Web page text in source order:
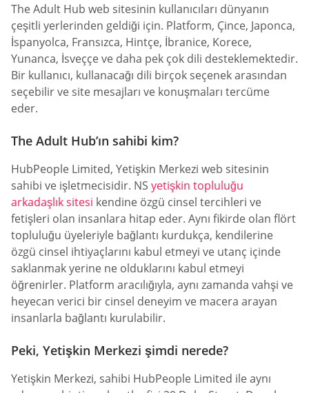
The Adult Hub web sitesinin kullanıcıları dünyanın
çeşitli yerlerinden geldiği için. Platform, Çince, Japonca,
İspanyolca, Fransızca, Hintçe, İbranice, Korece,
Yunanca, İsveççe ve daha pek çok dili desteklemektedir.
Bir kullanıcı, kullanacağı dili birçok seçenek arasından
seçebilir ve site mesajları ve konuşmaları tercüme
eder.
The Adult Hub’ın sahibi kim?
HubPeople Limited, Yetişkin Merkezi web sitesinin
sahibi ve işletmecisidir. NS yetişkin topluluğu
arkadaşlık sitesi kendine özgü cinsel tercihleri ve
fetişleri olan insanlara hitap eder. Aynı fikirde olan flört
topluluğu üyeleriyle bağlantı kurdukça, kendilerine
özgü cinsel ihtiyaçlarını kabul etmeyi ve utanç içinde
saklanmak yerine ne olduklarını kabul etmeyi
öğrenirler. Platform aracılığıyla, aynı zamanda vahşi ve
heyecan verici bir cinsel deneyim ve macera arayan
insanlarla bağlantı kurulabilir.
Peki, Yetişkin Merkezi şimdi nerede?
Yetişkin Merkezi, sahibi HubPeople Limited ile aynı